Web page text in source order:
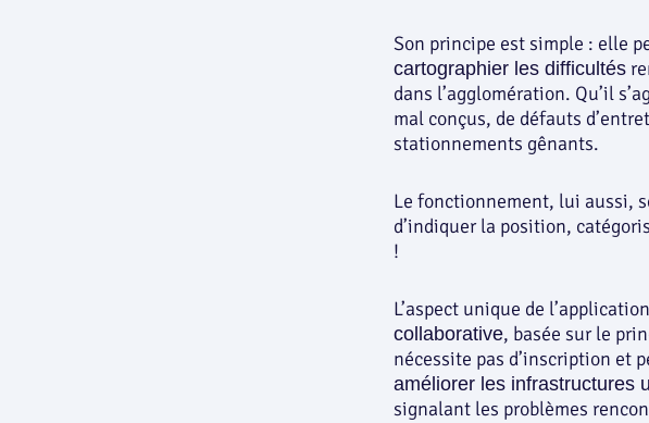
Son principe est simple : elle
cartographier les difficultés
dans l’agglomération. Qu’il
mal conçus, de défauts
stationnements gênants.
Le fonctionnement, lui aussi,
d’indiquer la position,
!
L’aspect unique de
collaborative, basée sur le
nécessite pas d’inscription et
améliorer les infrastructures
signalant les problèmes